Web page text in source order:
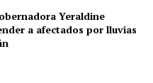
Yeraldine
a afectados por lluvias